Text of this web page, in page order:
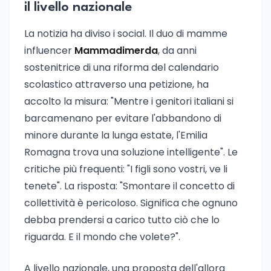
il livello nazionale
La notizia ha diviso i social. Il duo di mamme
influencer Mammadimerda, da anni
sostenitrice di una riforma del calendario
scolastico attraverso una petizione, ha
accolto la misura: "Mentre i genitori italiani si
barcamenano per evitare l'abbandono di
minore durante la lunga estate, l'Emilia
Romagna trova una soluzione intelligente". Le
critiche più frequenti: "I figli sono vostri, ve li
tenete". La risposta: "Smontare il concetto di
collettività è pericoloso. Significa che ognuno
debba prendersi a carico tutto ciò che lo
riguarda. E il mondo che volete?".